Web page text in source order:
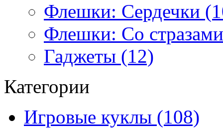
Флешки: Сердечки
Флешки: Со
Гаджеты (12)
Категории
Игровые куклы (108)